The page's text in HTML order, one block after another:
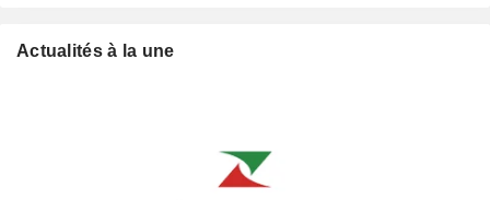
Actualités à la une